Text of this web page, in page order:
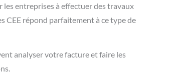
entreprises à effectuer des travaux
CEE répond parfaitement à ce type de
analyser votre facture et faire les